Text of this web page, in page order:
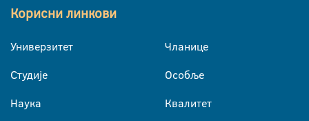
Корисни линкови
Универзитет
Студије
Наука
Чланице
Особље
Квалитет